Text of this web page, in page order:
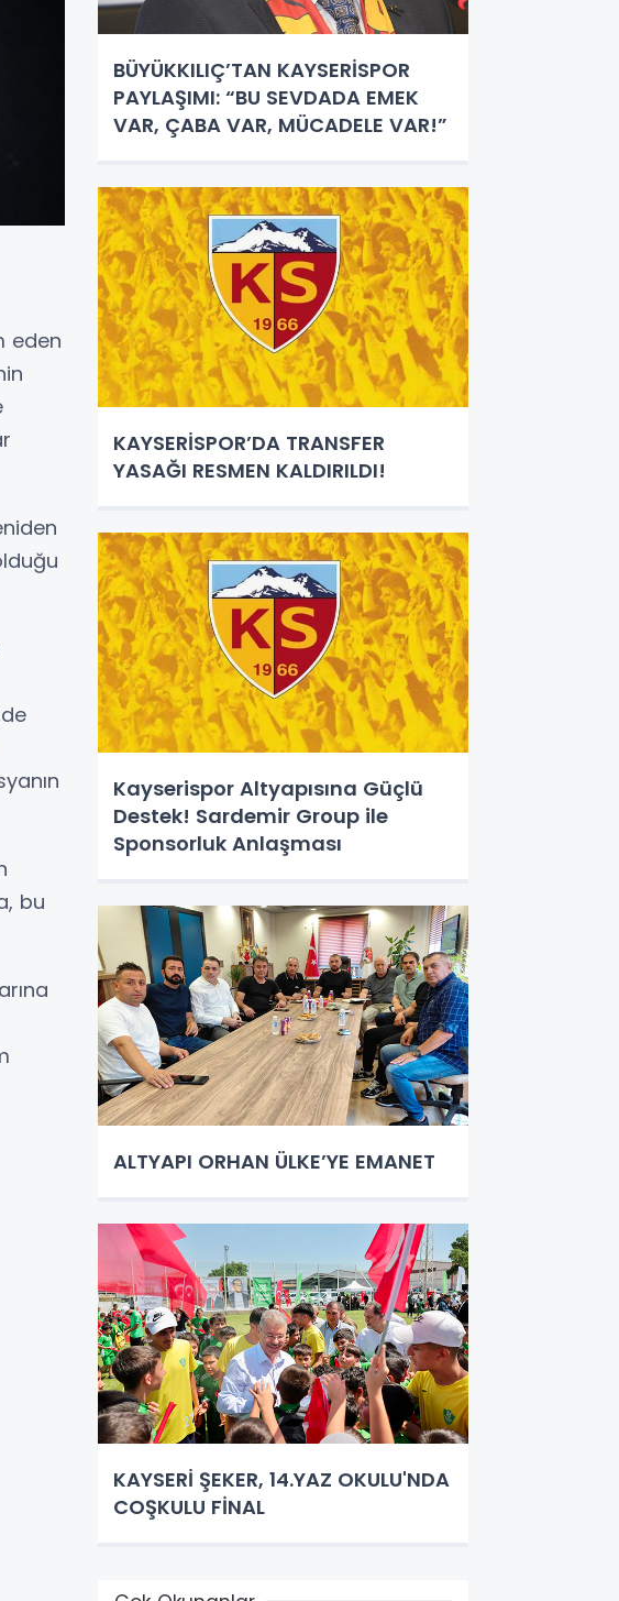
eden
bu
BÜYÜKKILIÇ’TAN KAYSERİSPOR
PAYLAŞIMI: “BU SEVDADA EMEK
VAR, ÇABA VAR, MÜCADELE VAR!”
KAYSERİSPOR’DA TRANSFER
YASAĞI RESMEN KALDIRILDI!
Kayserispor Altyapısına Güçlü
Destek! Sardemir Group ile
Sponsorluk Anlaşması
ALTYAPI ORHAN ÜLKE’YE EMANET
KAYSERİ ŞEKER, 14.YAZ OKULU'NDA
COŞKULU FİNAL